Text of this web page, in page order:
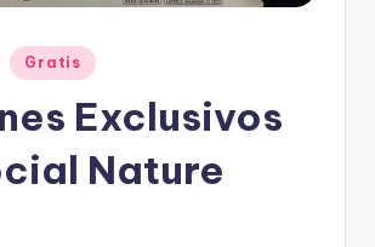
Gratis
Exclusivos
Nature